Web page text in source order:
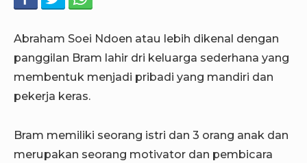
Abraham Soei Ndoen atau lebih dikenal dengan
panggilan Bram lahir dri keluarga sederhana yang
membentuk menjadi pribadi yang mandiri dan
pekerja keras.
Bram memiliki seorang istri dan 3 orang anak dan
merupakan seorang motivator dan pembicara